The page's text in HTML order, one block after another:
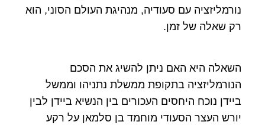
נורמליזציה עם סעודיה, מנהיגת העולם הסוני, הוא
רק שאלה של זמן.
השאלה היא האם ניתן להשיג את הסכם
הנורמליזציה בתקופת ממשלת נתניהו וממשל
ביידן נוכח היחסים העכורים בין הנשיא ביידן לבין
יורש העצר הסעודי מוחמד בן סלמאן על רקע